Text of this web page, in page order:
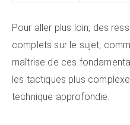
Pour aller plus loin, des
complets sur le sujet,
maîtrise de ces
les tactiques plus
technique approfondie.